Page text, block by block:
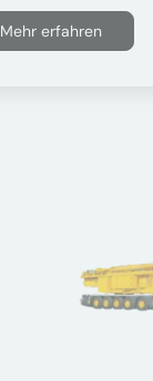
Mehr erfahren